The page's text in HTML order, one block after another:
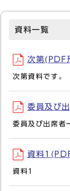
資料一覧
次第
次第資料です。
委員及び
委員及び出席者
資料
資料1